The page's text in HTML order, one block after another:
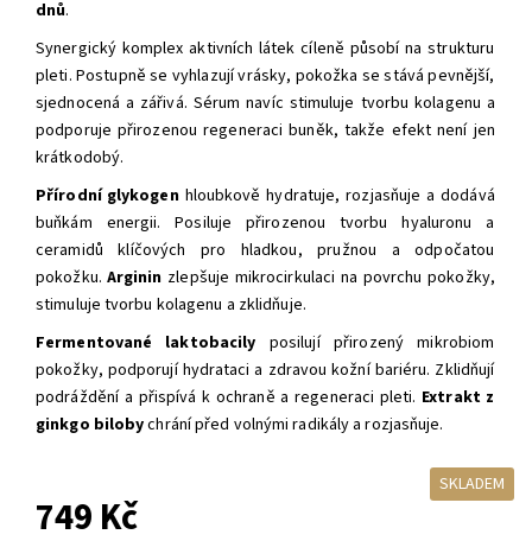
dnů.
Synergický komplex aktivních látek cíleně působí na strukturu
pleti. Postupně se vyhlazují vrásky, pokožka se stává pevnější,
sjednocená a zářivá. Sérum navíc stimuluje tvorbu kolagenu a
podporuje přirozenou regeneraci buněk, takže efekt není jen
krátkodobý.
Přírodní glykogenhloubkově hydratuje, rozjasňuje a dodává
buňkám energii. Posiluje přirozenou tvorbu hyaluronu a
ceramidů klíčových pro hladkou, pružnou a odpočatou
pokožku. Arginin zlepšuje mikrocirkulaci na povrchu pokožky,
stimuluje tvorbu kolagenu a zklidňuje.
Fermentované laktobacily posilují přirozený mikrobiom
pokožky, podporují hydrataci a zdravou kožní bariéru. Zklidňují
podráždění a přispívá k ochraně a regeneraci pleti. Extrakt z
ginkgo bilobychrání před volnými radikály a rozjasňuje.
SKLADEM
749 Kč